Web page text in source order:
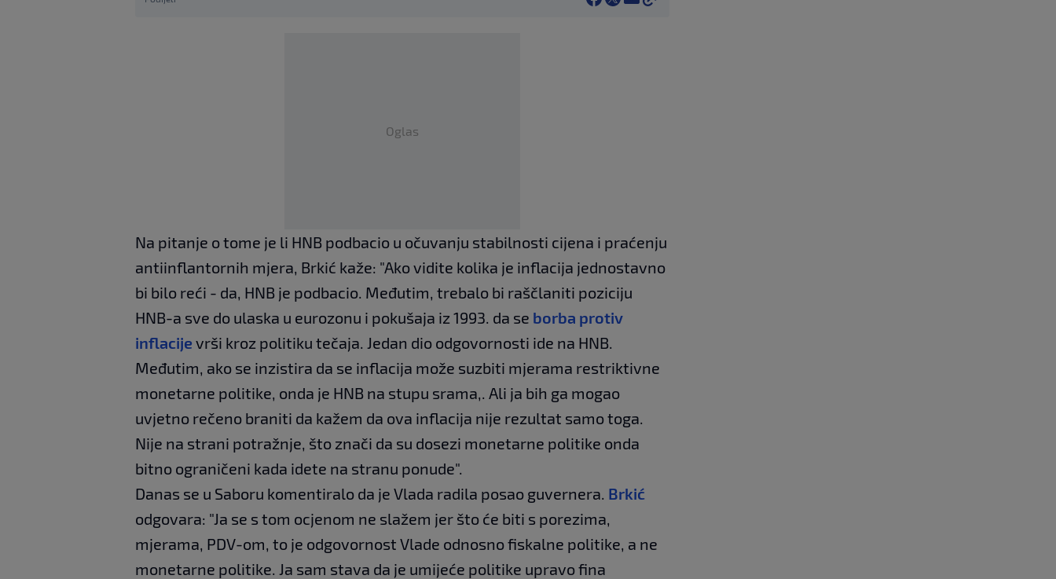
Oglas
Na pitanje o tome je li HNB podbacio u očuvanju stabilnosti cijena i praćenju
antiinflantornih mjera, Brkić kaže: "Ako vidite kolika je inflacija jednostavno
bi bilo reći - da, HNB je podbacio. Međutim, trebalo bi raščlaniti poziciju
HNB-a sve do ulaska u eurozonu i pokušaja iz 1993. da se borba protiv
inflacije vrši kroz politiku tečaja. Jedan dio odgovornosti ide na HNB.
Međutim, ako se inzistira da se inflacija može suzbiti mjerama restriktivne
monetarne politike, onda je HNB na stupu srama,. Ali ja bih ga mogao
uvjetno rečeno braniti da kažem da ova inflacija nije rezultat samo toga.
Nije na strani potražnje, što znači da su dosezi monetarne politike onda
bitno ograničeni kada idete na stranu ponude".
Danas se u Saboru komentiralo da je Vlada radila posao guvernera. Brkić
odgovara: "Ja se s tom ocjenom ne slažem jer što će biti s porezima,
mjerama, PDV-om, to je odgovornost Vlade odnosno fiskalne politike, a ne
monetarne politike. Ja sam stava da je umijeće politike upravo fina